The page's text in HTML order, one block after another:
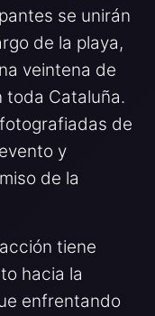
se unirán
de la playa,
veintena de
toda Cataluña.
de
y
de la
tiene
hacia la
enfrentando